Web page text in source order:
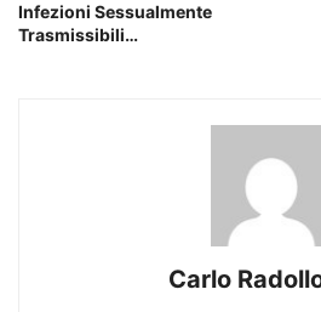
Infezioni Sessualmente
Trasmissibili…
Carlo